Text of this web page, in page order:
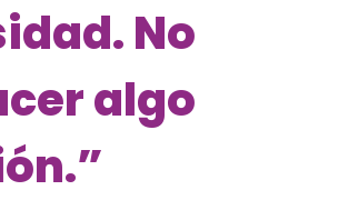
No
algo